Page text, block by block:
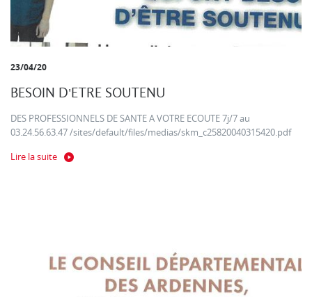
23/04/20
BESOIN D'ETRE SOUTENU
DES PROFESSIONNELS DE SANTE A VOTRE ECOUTE 7j/7 au
03.24.56.63.47 /sites/default/files/medias/skm_c25820040315420.pdf
Lire la suite